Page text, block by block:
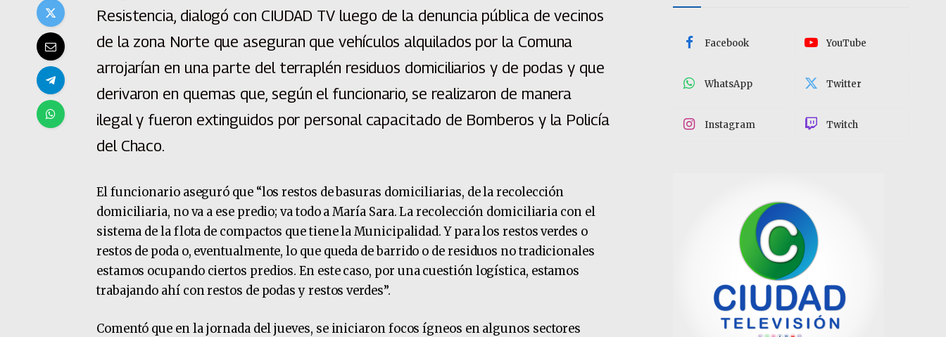
Resistencia, dialogó con CIUDAD TV luego de la denuncia pública de vecinos
de la zona Norte que aseguran que vehículos alquilados por la Comuna
arrojarían en una parte del terraplén residuos domiciliarios y de podas y que
derivaron en quemas que, según el funcionario, se realizaron de manera
ilegal y fueron extinguidos por personal capacitado de Bomberos y la Policía
del Chaco.
El funcionario aseguró que “los restos de basuras domiciliarias, de la recolección
domiciliaria, no va a ese predio; va todo a María Sara. La recolección domiciliaria con el
sistema de la flota de compactos que tiene la Municipalidad. Y para los restos verdes o
restos de poda o, eventualmente, lo que queda de barrido o de residuos no tradicionales
estamos ocupando ciertos predios. En este caso, por una cuestión logística, estamos
trabajando ahí con restos de podas y restos verdes”.
Comentó que en la jornada del jueves, se iniciaron focos ígneos en algunos sectores
Facebook YouTube
WhatsApp Twitter
Instagram Twitch